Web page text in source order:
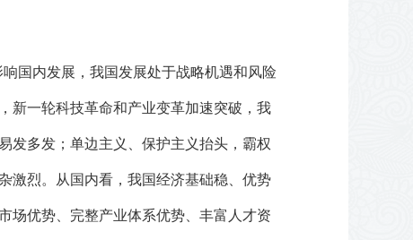
国内发展，我国发展处于战略机遇和风险
新一轮科技革命和产业变革加速突破，我
发多发；单边主义、保护主义抬头，霸权
激烈。从国内看，我国经济基础稳、优势
场优势、完整产业体系优势、丰富人才资